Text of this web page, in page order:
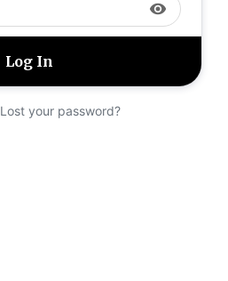
visibility
Lost your password?